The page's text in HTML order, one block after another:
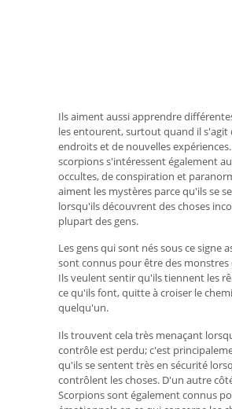
Ils aiment aussi apprendre
les entourent, surtout quand il s'agit
endroits et de nouvelles
scorpions s'intéressent également
occultes, de conspiration et
aiment les mystères parce qu'ils se
lorsqu'ils découvrent des choses
plupart des gens.
Les gens qui sont nés sous ce signe
sont connus pour être des monstres
Ils veulent sentir qu'ils tiennent les
ce qu'ils font, quitte à croiser le
quelqu'un.
Ils trouvent cela très menaçant
contrôle est perdu; c'est
qu'ils se sentent très en sécurité
contrôlent les choses. D'un autre
Scorpions sont également connus